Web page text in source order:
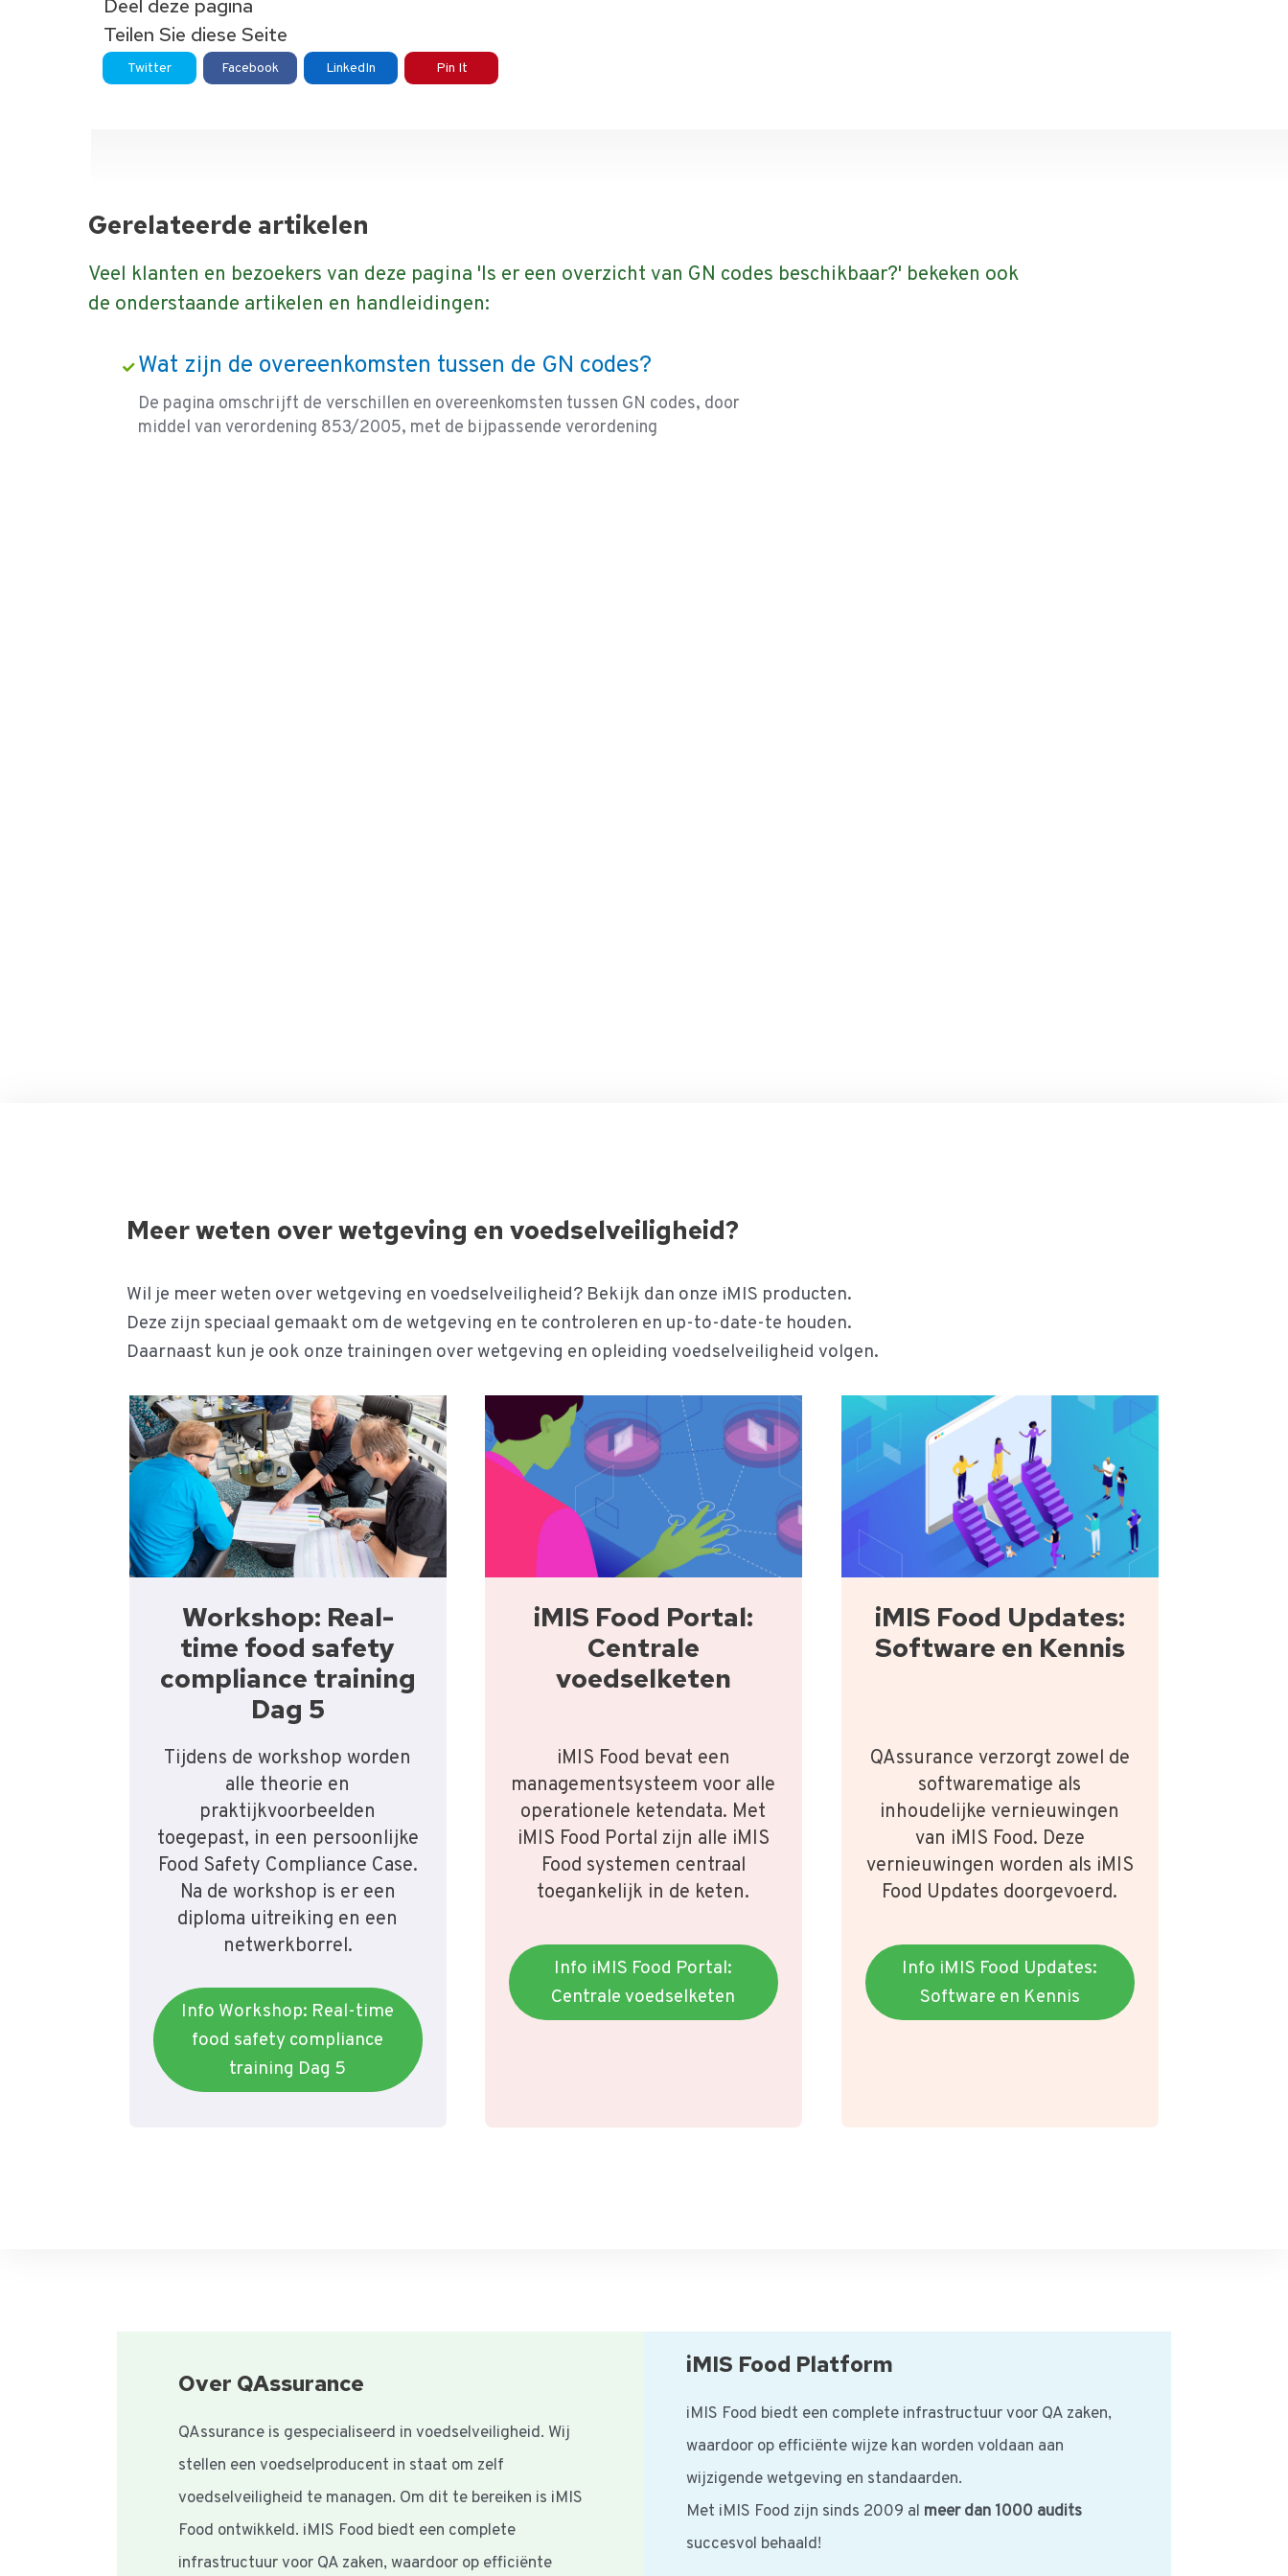
Deel deze pagina
Teilen Sie diese Seite
Twitter Facebook LinkedIn Pin It
Gerelateerde artikelen
Veel klanten en bezoekers van deze pagina 'Is er een overzicht van GN codes beschikbaar?' bekeken ook
de onderstaande artikelen en handleidingen:
Wat zijn de overeenkomsten tussen de GN codes?
De pagina omschrijft de verschillen en overeenkomsten tussen GN codes, door
middel van verordening 853/2005, met de bijpassende verordening
Meer weten over wetgeving en voedselveiligheid?
Wil je meer weten over wetgeving en voedselveiligheid? Bekijk dan onze iMIS producten.
Deze zijn speciaal gemaakt om de wetgeving en te controleren en up-to-date-te houden.
Daarnaast kun je ook onze trainingen over wetgeving en opleiding voedselveiligheid volgen.
Workshop: Real-
time food safety
compliance training
Dag 5
Tijdens de workshop worden
alle theorie en
praktijkvoorbeelden
toegepast, in een persoonlijke
Food Safety Compliance Case.
Na de workshop is er een
diploma uitreiking en een
netwerkborrel.
Info Workshop: Real-time
food safety compliance
training Dag 5
iMIS Food Portal:
Centrale
voedselketen
iMIS Food bevat een
managementsysteem voor alle
operationele ketendata. Met
iMIS Food Portal zijn alle iMIS
Food systemen centraal
toegankelijk in de keten.
Info iMIS Food Portal:
Centrale voedselketen
iMIS Food Updates:
Software en Kennis
QAssurance verzorgt zowel de
softwarematige als
inhoudelijke vernieuwingen
van iMIS Food. Deze
vernieuwingen worden als iMIS
Food Updates doorgevoerd.
Info iMIS Food Updates:
Software en Kennis
Over QAssurance
QAssurance is gespecialiseerd in voedselveiligheid. Wij
stellen een voedselproducent in staat om zelf
voedselveiligheid te managen. Om dit te bereiken is iMIS
Food ontwikkeld. iMIS Food biedt een complete
infrastructuur voor QA zaken, waardoor op efficiënte
iMIS Food Platform
iMIS Food biedt een complete infrastructuur voor QA zaken,
waardoor op efficiënte wijze kan worden voldaan aan
wijzigende wetgeving en standaarden.
Met iMIS Food zijn sinds 2009 al meer dan 1000 audits
succesvol behaald!